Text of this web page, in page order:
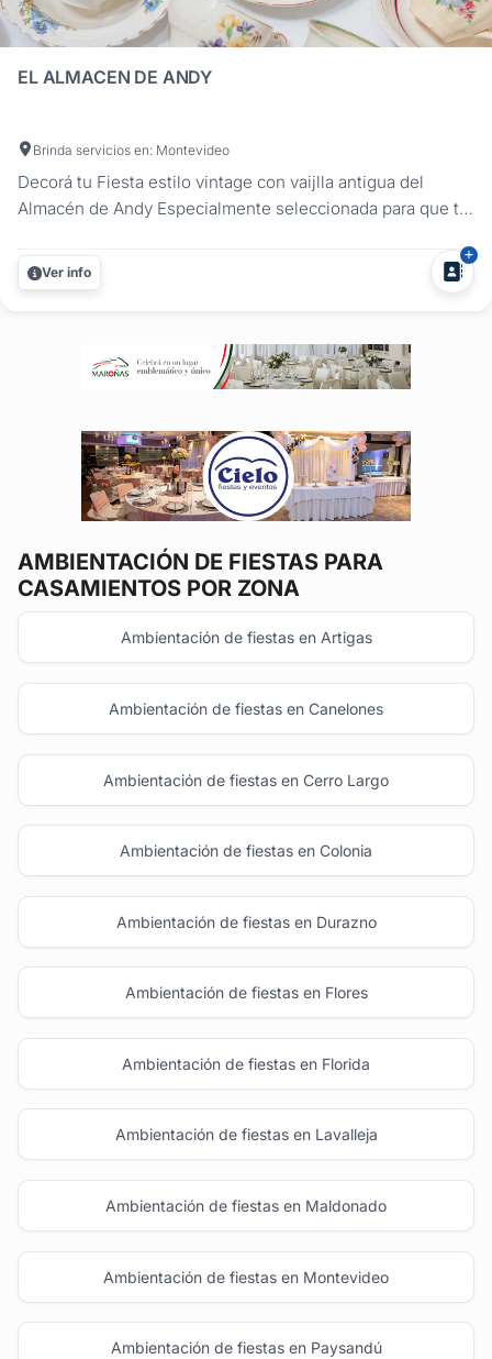
EL ALMACEN DE ANDY
Brinda servicios en: Montevideo
Decorá tu Fiesta estilo vintage con vaijlla antigua del
Almacén de Andy Especialmente seleccionada para que tu
que más te gusten....
Ver info
AMBIENTACIÓN DE FIESTAS PARA
CASAMIENTOS POR ZONA
Ambientación de fiestas en Artigas
Ambientación de fiestas en Canelones
Ambientación de fiestas en Cerro Largo
Ambientación de fiestas en Colonia
Ambientación de fiestas en Durazno
Ambientación de fiestas en Flores
Ambientación de fiestas en Florida
Ambientación de fiestas en Lavalleja
Ambientación de fiestas en Maldonado
Ambientación de fiestas en Montevideo
Ambientación de fiestas en Paysandú